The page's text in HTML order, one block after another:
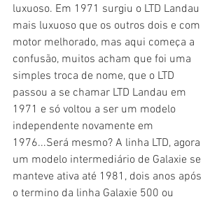
luxuoso. Em 1971 surgiu o LTD Landau
mais luxuoso que os outros dois e com
motor melhorado, mas aqui começa a
confusão, muitos acham que foi uma
simples troca de nome, que o LTD
passou a se chamar LTD Landau em
1971 e só voltou a ser um modelo
independente novamente em
1976...Será mesmo? A linha LTD, agora
um modelo intermediário de Galaxie se
manteve ativa até 1981, dois anos após
o termino da linha Galaxie 500 ou